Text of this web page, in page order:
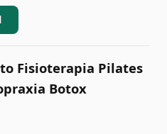
Fisioterapia Pilates
Botox